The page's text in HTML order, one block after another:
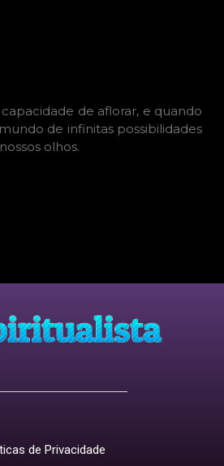
de aflorar, e quando
de infinitas possibilidades
olhos.
de Privacidade